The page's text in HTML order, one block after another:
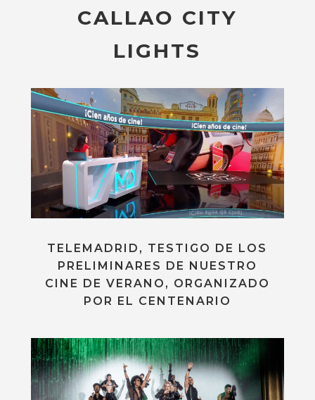
CALLAO CITY
LIGHTS
TELEMADRID, TESTIGO DE LOS
PRELIMINARES DE NUESTRO
CINE DE VERANO, ORGANIZADO
POR EL CENTENARIO